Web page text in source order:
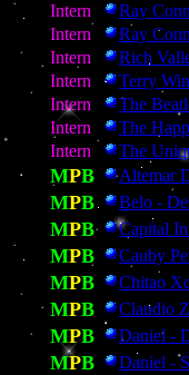
Intern
Ray
Intern
Ray
Intern
Rich
Intern
Terry
Intern
The
Intern
The
Intern
The
MPB Altemar
MPB Belo -
MPB Capital
MPB Cauby
MPB Chitao
MPB Claudio
MPB Daniel -
MPB Daniel -